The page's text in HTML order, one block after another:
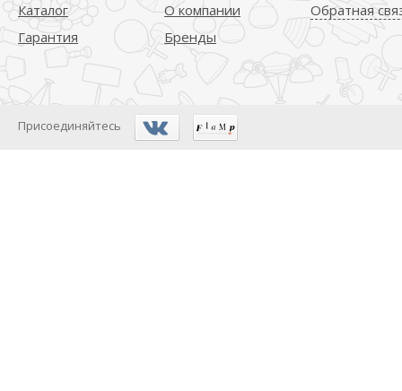
Каталог
Гарантия
О компании
Бренды
Обратная
Присоединяйтесь